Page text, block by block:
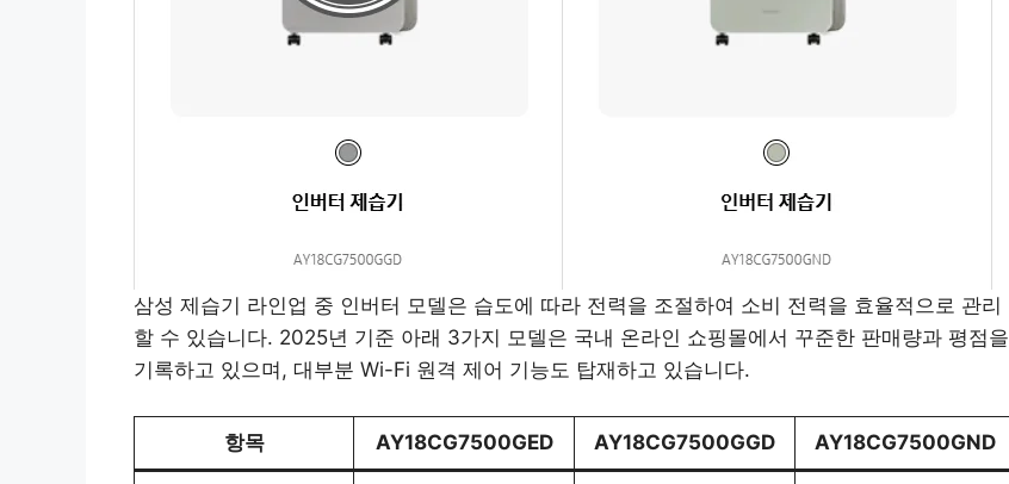
삼성 제습기 라인업 중 인버터 모델은 습도에 따라 전력을 조절하여 소비 전력을 효율적으로 관리
할 수 있습니다. 2025년 기준 아래 3가지 모델은 국내 온라인 쇼핑몰에서 꾸준한 판매량과 평점을
기록하고 있으며, 대부분 Wi-Fi 원격 제어 기능도 탑재하고 있습니다.
항목 AY18CG7500GED AY18CG7500GGD AY18CG7500GND